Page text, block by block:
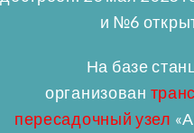
и №6
На базе
организован
пересадочный узел